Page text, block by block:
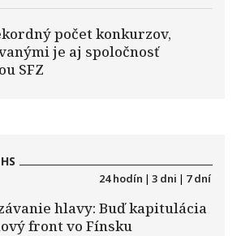
počet konkurzov,
je aj spoločnosť
SFZ
24 hodín | 3 dni | 7 dní
hlavy: Buď kapitulácia
front vo Fínsku